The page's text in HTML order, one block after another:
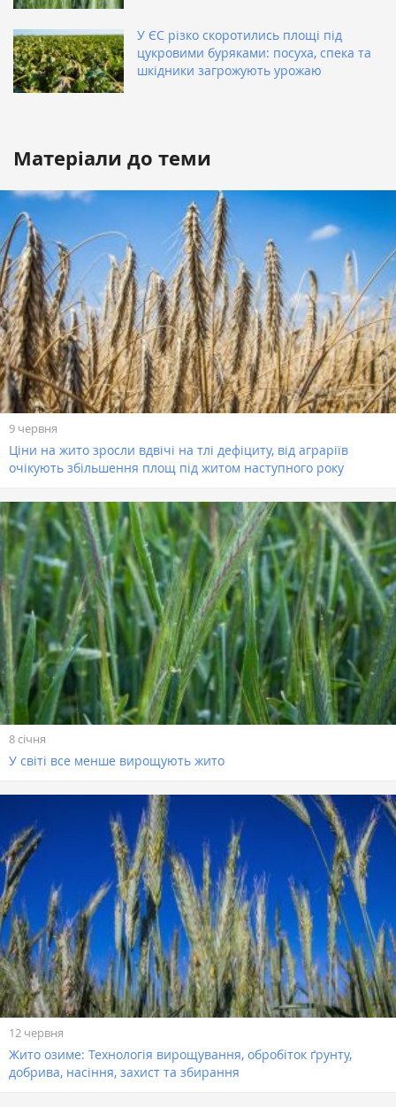
У ЄС різко скоротились площі під
цукровими буряками: посуха, спека та
шкідники загрожують урожаю
Матеріали до теми
9 червня
Ціни на жито зросли вдвічі на тлі дефіциту, від аграріїв
очікують збільшення площ під житом наступного року
8 січня
У світі все менше вирощують жито
12 червня
Жито озиме: Технологія вирощування, обробіток ґрунту,
добрива, насіння, захист та збирання